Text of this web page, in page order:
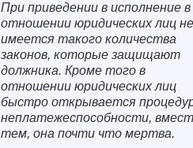
При приведении в исполнение в
отношении юридических лиц не
имеется такого количества
законов, которые защищают
должника. Кроме того в
отношении юридических лиц
быстро открывается
неплатежеспособности,
тем, она почти что мертва.